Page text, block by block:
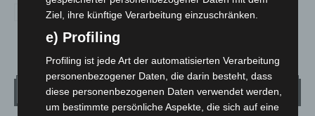
Wetter
Ziel, ihre künftige Verarbeitung einzuschränken.
e) Profiling
Profiling ist jede Art der automatisierten Verarbeitung
personenbezogener Daten, die darin besteht, dass
diese personenbezogenen Daten verwendet werden,
um bestimmte persönliche Aspekte, die sich auf eine